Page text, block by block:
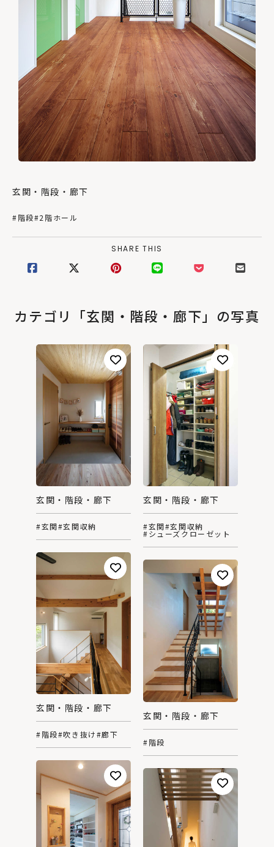
玄関・階段・廊下
#階段#2階ホール
SHARE THIS
カテゴリ「玄関・階段・廊下」の写真
玄関・階段・廊下
#玄関#玄関収納
玄関・階段・廊下
#玄関#玄関収納
#シューズクローゼット
玄関・階段・廊下
#階段#吹き抜け#廊下
玄関・階段・廊下
#階段